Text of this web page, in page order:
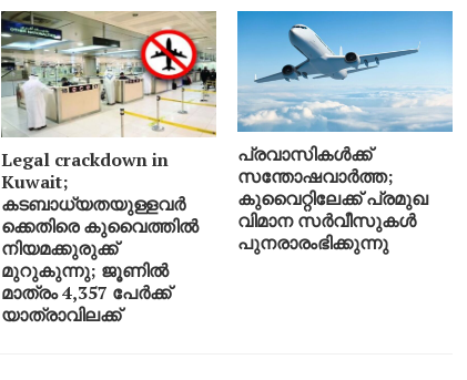
Legal crackdown in
Kuwait;
കടബാധ്യതയുള്ളവർ
ക്കെതിരെ കുവൈത്തിൽ
നിയമക്കുരുക്ക്
മുറുകുന്നു; ജൂണിൽ
മാത്രം 4,357 പേർക്ക്
യാത്രാവിലക്ക്
പ്രവാസികൾക്ക്
സന്തോഷവാർത്ത;
കുവൈറ്റിലേക്ക് പ്രമുഖ
വിമാന സർവീസുകൾ
പുനരാരംഭിക്കുന്നു